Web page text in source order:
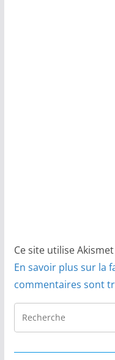
Ce site utilise
En savoir plus sur la
commentaires sont